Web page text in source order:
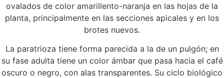
ovalados de color amarillento-naranja en las hojas de la
planta, principalmente en las secciones apicales y en los
brotes nuevos.
La paratrioza tiene forma parecida a la de un pulgón; en
su fase adulta tiene un color ámbar que pasa hacia el café
oscuro o negro, con alas transparentes. Su ciclo biológico